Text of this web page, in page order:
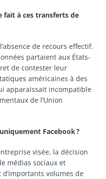
fait à ces transferts de
de recours effectif.
partaient aux États-
de contester leur
américaines à des
apparaissait incompatible
de l’Union
Facebook ?
visée, la décision
médias sociaux et
volumes de